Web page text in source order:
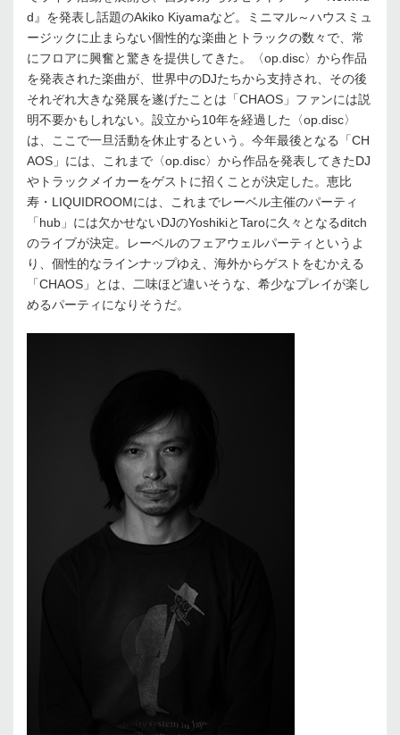
d』を発表し話題のAkiko Kiyamaなど。ミニマル～ハウスミュ
ージックに止まらない個性的な楽曲とトラックの数々で、常
にフロアに興奮と驚きを提供してきた。〈op.disc〉から作品
を発表された楽曲が、世界中のDJたちから支持され、その後
それぞれ大きな発展を遂げたことは「CHAOS」ファンには説
明不要かもしれない。設立から10年を経過した〈op.disc〉
は、ここで一旦活動を休止するという。今年最後となる「CH
AOS」には、これまで〈op.disc〉から作品を発表してきたDJ
やトラックメイカーをゲストに招くことが決定した。恵比
寿・LIQUIDROOMには、これまでレーベル主催のパーティ
「hub」には欠かせないDJのYoshikiとTaroに久々となるditch
のライブが決定。レーベルのフェアウェルパーティというよ
り、個性的なラインナップゆえ、海外からゲストをむかえる
「CHAOS」とは、二味ほど違いそうな、希少なプレイが楽し
めるパーティになりそうだ。